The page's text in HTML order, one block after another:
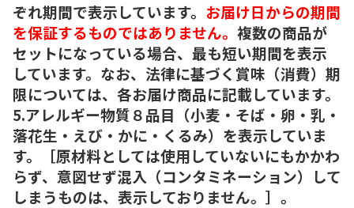
ぞれ期間で表示しています。 お届け日からの期間
を保証するものではありません。 複数の商品が
セットになっている場合、最も短い期間を表示
しています。なお、法律に基づく賞味（消費）期
限については、各お届け商品に記載しています。
5.アレルギー物質８品目（小麦・そば・卵・乳・
落花生・えび・かに・くるみ）を表示していま
す。［原材料としては使用していないにもかかわ
らず、意図せず混入（コンタミネーション）して
しまうものは、表示しておりません。］。